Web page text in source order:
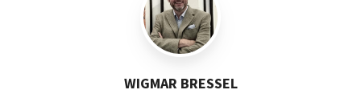
WIGMAR BRESSEL